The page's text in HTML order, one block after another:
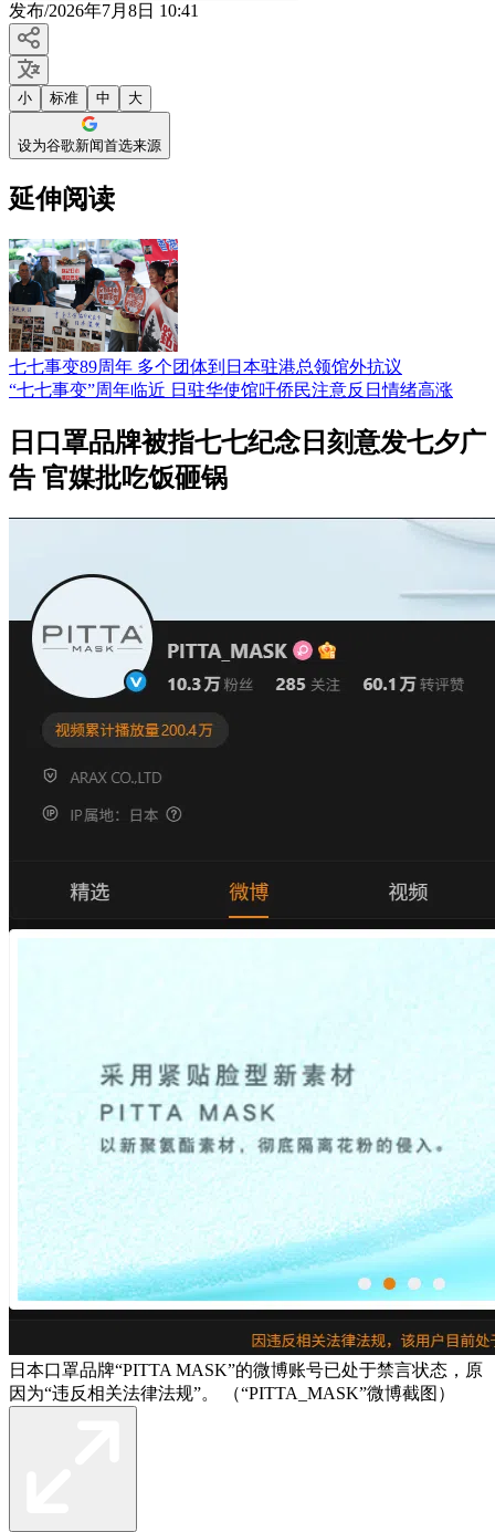
发布/2026年7月8日 10:41
小 标准 中 大
设为谷歌新闻首选来源
延伸阅读
七七事变89周年 多个团体到日本驻港总领馆外抗议
“七七事变”周年临近 日驻华使馆吁侨民注意反日情绪高涨
日口罩品牌被指七七纪念日刻意发七夕广
告 官媒批吃饭砸锅
日本口罩品牌“PITTA MASK”的微博账号已处于禁言状态，原
因为“违反相关法律法规”。 （“PITTA_MASK”微博截图）